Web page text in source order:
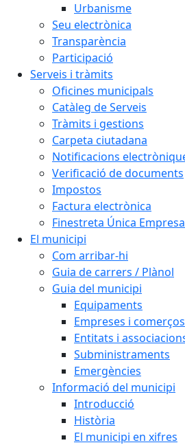
Urbanisme
Seu electrònica
Transparència
Participació
Serveis i tràmits
Oficines municipals
Catàleg de Serveis
Tràmits i gestions
Carpeta ciutadana
Notificacions
Verificació de documents
Impostos
Factura electrònica
Finestreta Única
El municipi
Com arribar-hi
Guia de carrers / Plànol
Guia del municipi
Equipaments
Empreses i comerços
Entitats i
Subministraments
Emergències
Informació del municipi
Introducció
Història
El municipi en xifres